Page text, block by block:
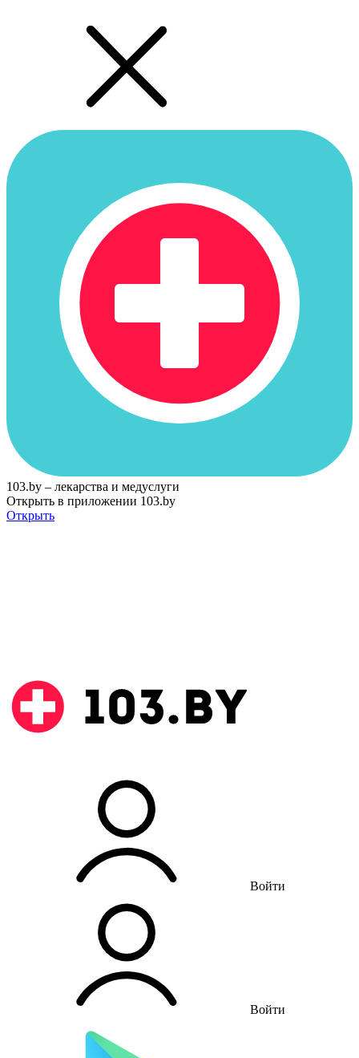
103.by – лекарства и медуслуги
Открыть в приложении 103.by
Открыть
Войти
Войти